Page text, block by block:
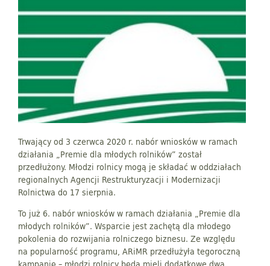
Trwający od 3 czerwca 2020 r. nabór wniosków w ramach
działania „Premie dla młodych rolników” został
przedłużony. Młodzi rolnicy mogą je składać w oddziałach
regionalnych Agencji Restrukturyzacji i Modernizacji
Rolnictwa do 17 sierpnia.
To już 6. nabór wniosków w ramach działania „Premie dla
młodych rolników”. Wsparcie jest zachętą dla młodego
pokolenia do rozwijania rolniczego biznesu. Ze względu
na popularność programu, ARiMR przedłużyła tegoroczną